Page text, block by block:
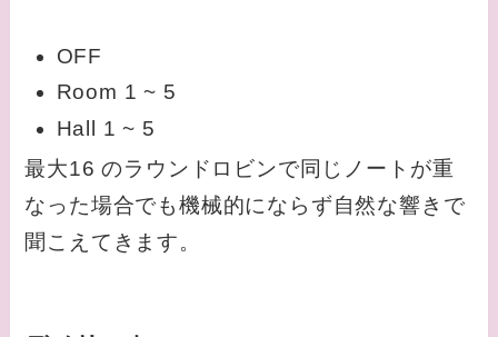
OFF
Room 1 ~ 5
Hall 1 ~ 5
最大16 のラウンドロビンで同じノートが重
なった場合でも機械的にならず自然な響きで
聞こえてきます。